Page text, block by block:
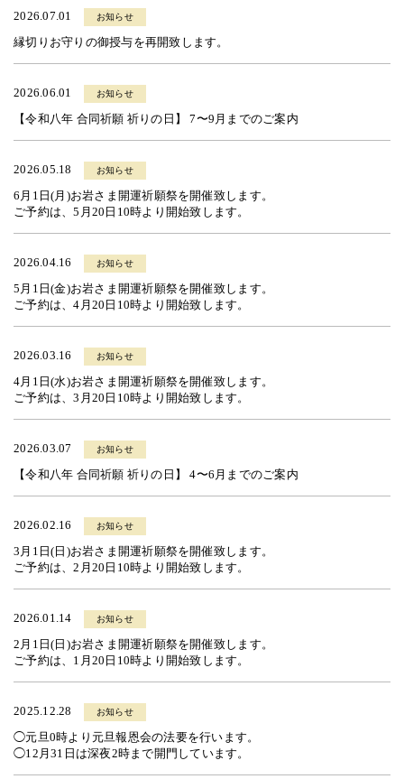
2026.07.01 お知らせ
縁切りお守りの御授与を再開致します。
2026.06.01 お知らせ
【令和八年 合同祈願 祈りの日】 7〜9月までのご案内
2026.05.18 お知らせ
6月1日(月)お岩さま開運祈願祭を開催致します。
ご予約は、5月20日10時より開始致します。
2026.04.16 お知らせ
5月1日(金)お岩さま開運祈願祭を開催致します。
ご予約は、4月20日10時より開始致します。
2026.03.16 お知らせ
4月1日(水)お岩さま開運祈願祭を開催致します。
ご予約は、3月20日10時より開始致します。
2026.03.07 お知らせ
【令和八年 合同祈願 祈りの日】 4〜6月までのご案内
2026.02.16 お知らせ
3月1日(日)お岩さま開運祈願祭を開催致します。
ご予約は、2月20日10時より開始致します。
2026.01.14 お知らせ
2月1日(日)お岩さま開運祈願祭を開催致します。
ご予約は、1月20日10時より開始致します。
2025.12.28 お知らせ
◯元旦0時より元旦報恩会の法要を行います。
◯12月31日は深夜2時まで開門しています。